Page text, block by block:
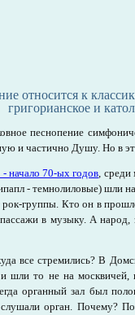
относится к
григорианское и
песнопение
и частично Душу. Но в
начало 70-ых годов, среди
- темнолиловые) шли
группы. Кто он в
в музыку. А
все стремились? В
и шли то не на
органный зал был
слушали орган. Почему?